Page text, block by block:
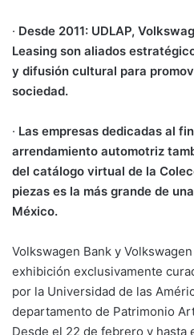
· Desde 2011: UDLAP,
Leasing son aliados
y difusión cultural para
sociedad.
· Las empresas dedicadas al
arrendamiento automotriz
del catálogo virtual de la
piezas es la más grande de
México.
Volkswagen Bank y
exhibición exclusivamente
por la Universidad de las
departamento de Patrimonio
Desde el 22 de febrero y hasta